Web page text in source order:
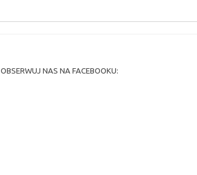
OBSERWUJ NAS NA FACEBOOKU: